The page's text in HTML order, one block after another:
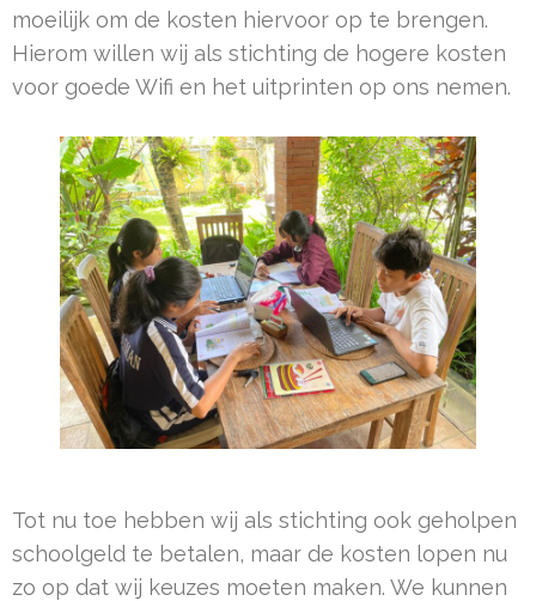
moeilijk om de kosten hiervoor op te brengen.
Hierom willen wij als stichting de hogere kosten
voor goede Wifi en het uitprinten op ons nemen.
Tot nu toe hebben wij als stichting ook geholpen
schoolgeld te betalen, maar de kosten lopen nu
zo op dat wij keuzes moeten maken. We kunnen